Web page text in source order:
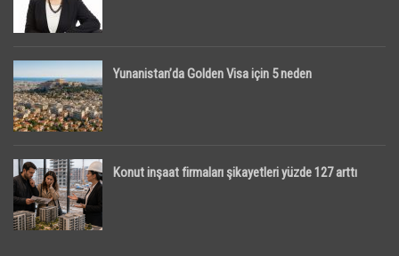
Yunanistan’da Golden Visa için 5 neden
Konut inşaat firmaları şikayetleri yüzde 127 arttı